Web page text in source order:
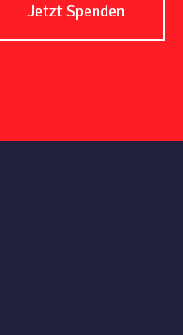
Jetzt Spenden